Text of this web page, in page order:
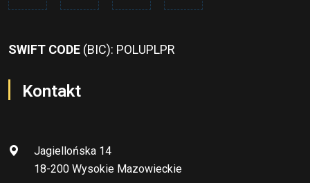
SWIFT CODE (BIC): POLUPLPR
Kontakt
Jagiellońska 14
18-200 Wysokie Mazowieckie